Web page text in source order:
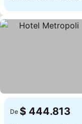
De $ 444.813